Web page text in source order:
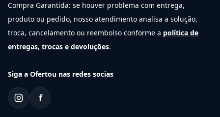
Compra Garantida: se houver problema com entrega,
produto ou pedido, nosso atendimento analisa a solução,
troca, cancelamento ou reembolso conforme a política de
entregas, trocas e devoluções.
Siga a Ofertou nas redes socias
f